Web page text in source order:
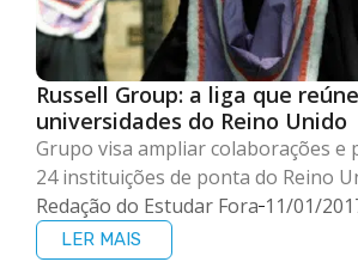
Russell Group: a liga que
universidades do Reino Unido
Grupo visa ampliar colaborações e
24 instituições de ponta do Reino
Redação do Estudar Fora 11/01/
LER MAIS